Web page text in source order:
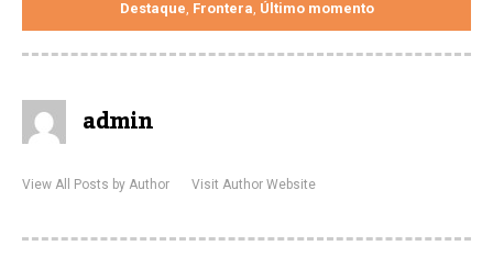
Destaque, Frontera, Último momento
admin
View All Posts by Author Visit Author Website